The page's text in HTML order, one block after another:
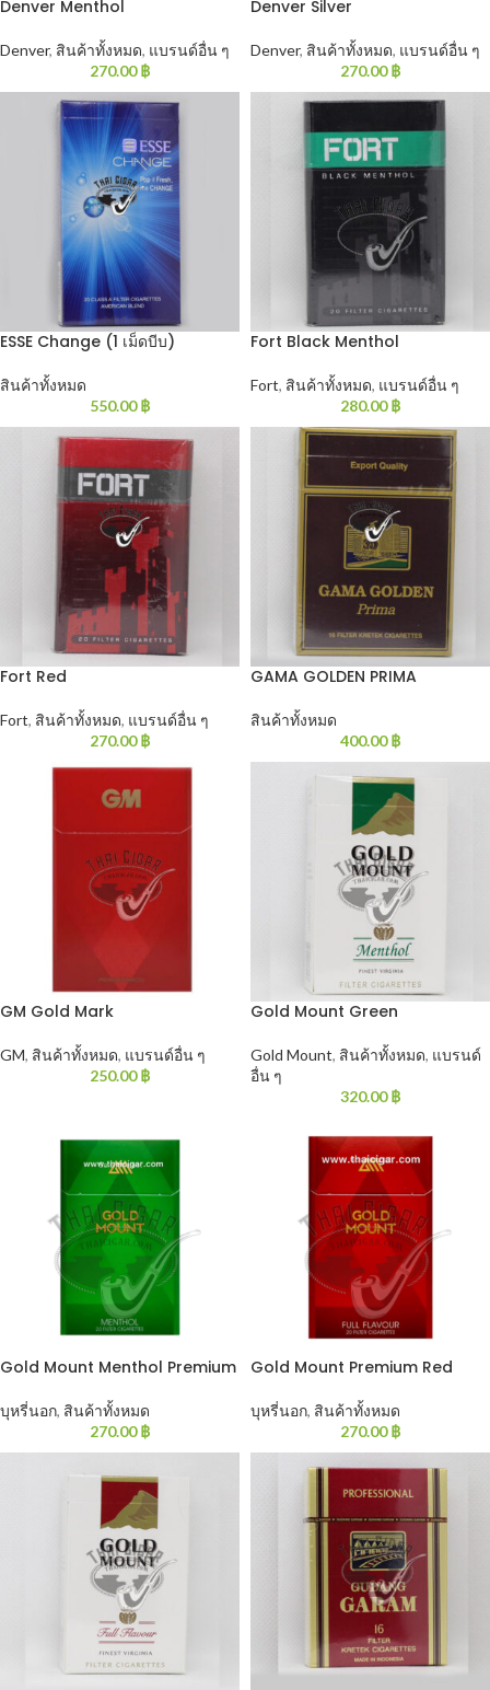
Denver Menthol
Denver, สินค้าทั้งหมด, แบรนด์อื่น ๆ
270.00฿
Denver Silver
Denver, สินค้าทั้งหมด, แบรนด์อื่น ๆ
270.00฿
ESSE Change (1 เม็ดบีบ)
สินค้าทั้งหมด
550.00฿
Fort Black Menthol
Fort, สินค้าทั้งหมด, แบรนด์อื่น ๆ
280.00฿
Fort Red
Fort, สินค้าทั้งหมด, แบรนด์อื่น ๆ
270.00฿
GAMA GOLDEN PRIMA
สินค้าทั้งหมด
400.00฿
GM Gold Mark
GM, สินค้าทั้งหมด, แบรนด์อื่น ๆ
250.00฿
Gold Mount Green
Gold Mount, สินค้าทั้งหมด, แบรนด์
อื่น ๆ
320.00฿
Gold Mount Menthol Premium
บุหรี่นอก, สินค้าทั้งหมด
270.00฿
Gold Mount Premium Red
บุหรี่นอก, สินค้าทั้งหมด
270.00฿